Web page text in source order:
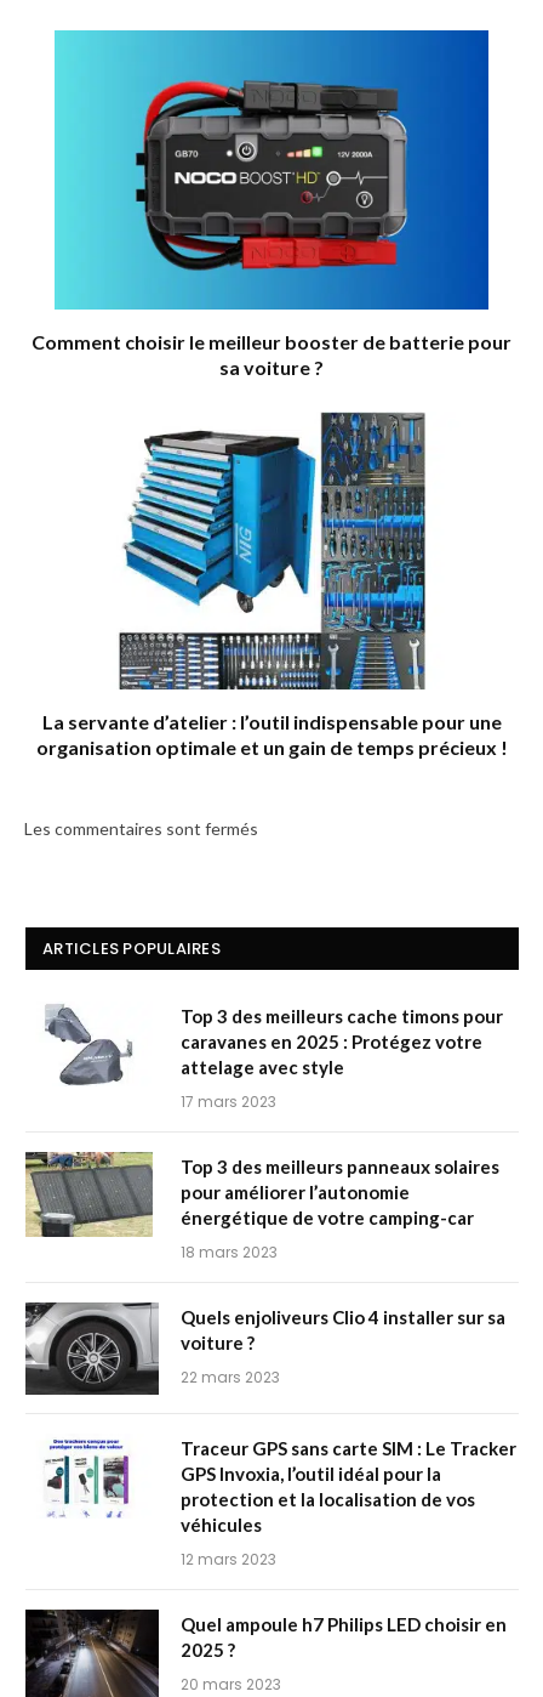
Comment choisir le meilleur booster de batterie pour
sa voiture ?
La servante d’atelier : l’outil indispensable pour une
organisation optimale et un gain de temps précieux !
Les commentaires sont fermés
ARTICLES POPULAIRES
Top 3 des meilleurs cache timons pour
caravanes en 2025 : Protégez votre
attelage avec style
17 mars 2023
Top 3 des meilleurs panneaux solaires
pour améliorer l’autonomie
énergétique de votre camping-car
18 mars 2023
Quels enjoliveurs Clio 4 installer sur sa
voiture ?
22 mars 2023
Traceur GPS sans carte SIM : Le Tracker
GPS Invoxia, l’outil idéal pour la
protection et la localisation de vos
véhicules
12 mars 2023
Quel ampoule h7 Philips LED choisir en
2025 ?
20 mars 2023